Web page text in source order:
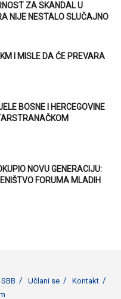
ZA SKANDAL U
NIJE NESTALO SLUČAJNO
I MISLE DA ĆE PREVARA
BOSNE I HERCEGOVINE
NOVU GENERACIJU:
FORUMA MLADIH
Učlani se
Kontakt